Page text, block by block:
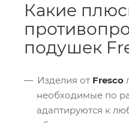
Какие
подушек
Изделия от Fresco
необходимые по
адаптируются к